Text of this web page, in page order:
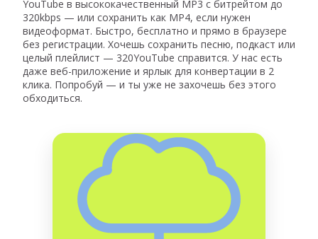
YouTube в высококачественный MP3 с битрейтом до
320kbps — или сохранить как MP4, если нужен
видеоформат. Быстро, бесплатно и прямо в браузере
без регистрации. Хочешь сохранить песню, подкаст или
целый плейлист — 320YouTube справится. У нас есть
даже веб-приложение и ярлык для конвертации в 2
клика. Попробуй — и ты уже не захочешь без этого
обходиться.